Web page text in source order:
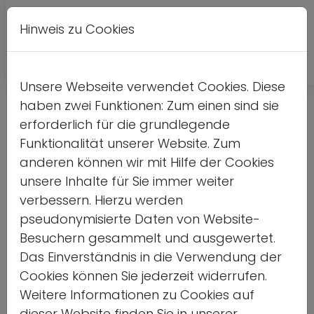
Mit Kindern über (Bundestags-)
Wahlen sprechen
Demokratiebildung von klein auf
Home
23.01.2025
Hinweis zu Cookies
Unsere Webseite verwendet Cookies. Diese
haben zwei Funktionen: Zum einen sind sie
erforderlich für die grundlegende
Funktionalität unserer Website. Zum
anderen können wir mit Hilfe der Cookies
unsere Inhalte für Sie immer weiter
verbessern. Hierzu werden
pseudonymisierte Daten von Website-
Besuchern gesammelt und ausgewertet.
Das Einverständnis in die Verwendung der
Cookies können Sie jederzeit widerrufen.
Weitere Informationen zu Cookies auf